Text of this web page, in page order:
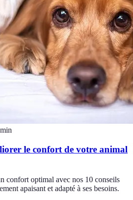
min
le confort de votre animal
confort optimal avec nos 10 conseils
apaisant et adapté à ses besoins.